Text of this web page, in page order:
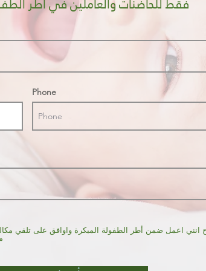
Phone
انني اعمل ضمن أطر الطفولة المبكرة واوافق على تلقي